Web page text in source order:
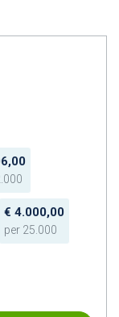
€ 4.000,00
per 25.000